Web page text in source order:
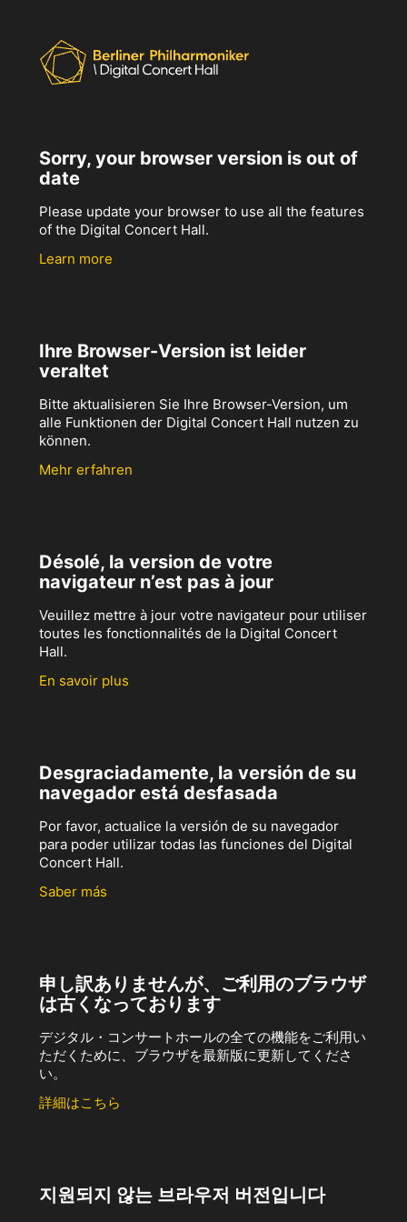
Sorry, your browser version is out of
date
Please update your browser to use all the features
of the Digital Concert Hall.
Learn more
Ihre Browser-Version ist leider
veraltet
Bitte aktualisieren Sie Ihre Browser-Version, um
alle Funktionen der Digital Concert Hall nutzen zu
können.
Mehr erfahren
Désolé, la version de votre
navigateur n’est pas à jour
Veuillez mettre à jour votre navigateur pour utiliser
toutes les fonctionnalités de la Digital Concert
Hall.
En savoir plus
Desgraciadamente, la versión de su
navegador está desfasada
Por favor, actualice la versión de su navegador
para poder utilizar todas las funciones del Digital
Concert Hall.
Saber más
申し訳ありませんが、ご利用のブラウザ
は古くなっております
デジタル・コンサートホールの全ての機能をご利用い
ただくために、ブラウザを最新版に更新してくださ
い。
詳細はこちら
지원되지 않는 브라우저 버전입니다